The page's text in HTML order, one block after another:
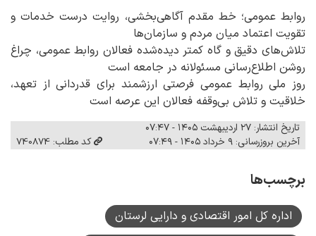
روابط عمومی؛ خط مقدم آگاهی‌بخشی، روایت درست خدمات و
تقویت اعتماد میان مردم و سازمان‌ها
تلاش‌های دقیق و گاه کمتر دیده‌شده فعالان روابط عمومی، چراغ
روشن اطلاع‌رسانی مسئولانه در جامعه است
روز ملی روابط عمومی فرصتی ارزشمند برای قدردانی از تعهد،
خلاقیت و تلاش بی‌وقفه فعالان این عرصه است
تاریخ انتشار: ۲۷ اردیبهشت ۱۴۰۵ - ۰۷:۴۷
آخرین بروزرسانی: ۹ خرداد ۱۴۰۵ - ۰۷:۴۹
کد مطلب: 740874
برچسب‌ها
اداره کل امور اقتصادی و دارایی لرستان